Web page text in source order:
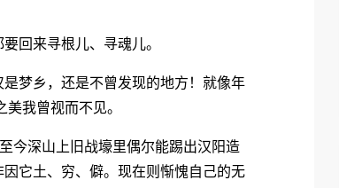
回来寻根儿、寻魂儿。
梦乡，还是不曾发现的地方！就像年
美我曾视而不见。
深山上旧战壕里偶尔能踢出汉阳造
它土、穷、僻。现在则惭愧自己的无